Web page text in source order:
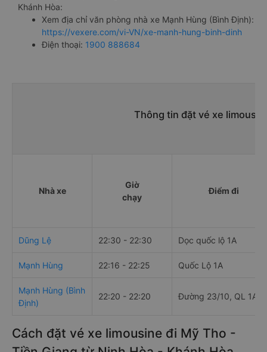
Khánh Hòa:
Xem địa chỉ văn phòng nhà xe Mạnh Hùng (Bình Định):
https://vexere.com/vi-VN/xe-manh-hung-binh-dinh
Điện thoại: 1900 888684
Thông tin đặt vé xe
Nhà xe
Giờ
chạy
Điểm đi
Dũng Lệ 22:30 - 22:30 Dọc quốc lộ 1A
Mạnh Hùng 22:16 - 22:25 Quốc Lộ 1A
Mạnh Hùng (Bình
Định)
22:20 - 22:20 Đường 23/10, QL 1A,
Cách đặt vé xe limousine đi Mỹ Tho -